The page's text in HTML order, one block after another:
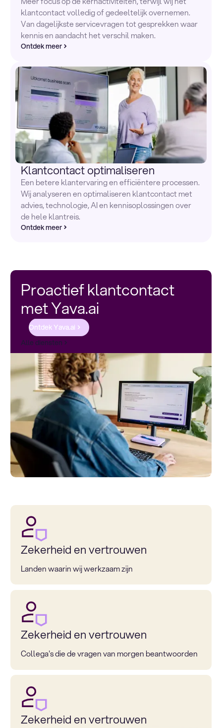
klantcontact volledig of gedeeltelijk overnemen.
Van dagelijkste servicevragen tot gesprekken waar
kennis en aandacht het verschil maken.
Ontdek meer
Klantcontact optimaliseren
Een betere klantervaring en efficiëntere processen.
Wij analyseren en optimaliseren klantcontact met
advies, technologie, AI en kennisoplossingen over
de hele klantreis.
Ontdek meer
Proactief klantcontact
met Yava.ai
Ontdek Yava.ai
Alle diensten
Zekerheid en vertrouwen
Landen waarin wij werkzaam zijn
Zekerheid en vertrouwen
Collega's die de vragen van morgen beantwoorden
Zekerheid en vertrouwen